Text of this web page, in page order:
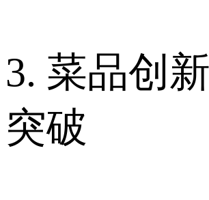
3. 菜品创
突破